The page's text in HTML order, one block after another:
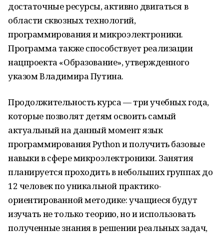
достаточные ресурсы, активно двигаться в
области сквозных технологий,
программирования и микроэлектроники.
Программа также способствует реализации
нацпроекта «Образование», утвержденного
указом Владимира Путина.
Продолжительность курса — три учебных года,
которые позволят детям освоить самый
актуальный на данный момент язык
программирования Python и получить базовые
навыки в сфере микроэлектроники. Занятия
планируется проходить в небольших группах до
12 человек по уникальной практико-
ориентированной методике: учащиеся будут
изучать не только теорию, но и использовать
полученные знания в решении реальных задач,